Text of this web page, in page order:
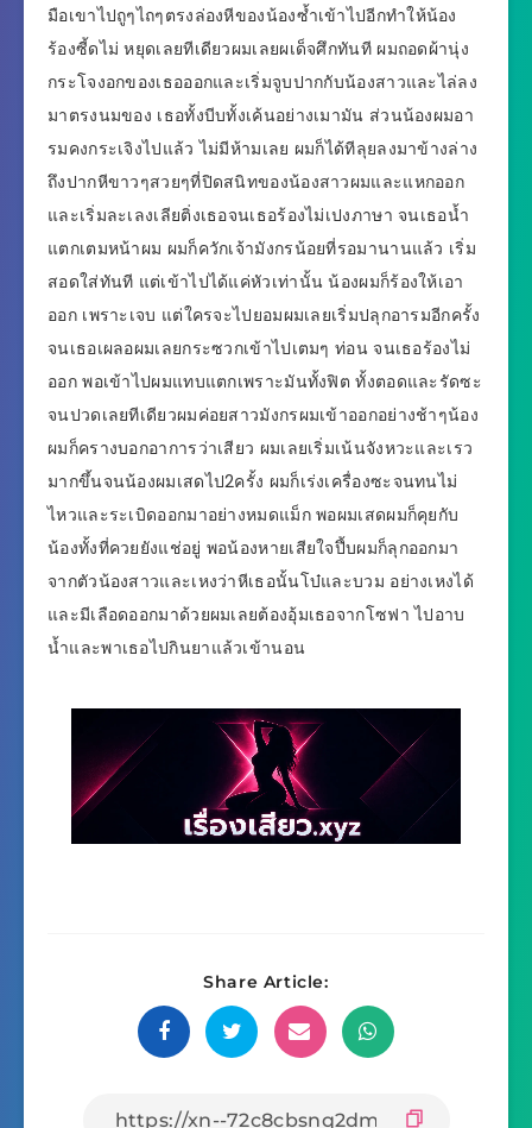
มือเขาไปถูๆไถๆตรงล่องหีของน้องซ้ำเข้าไปอีกทำให้น้อง
ร้องซี้ดไม่ หยุดเลยทีเดียวผมเลยผเด็จศึกทันที ผมถอดผ้านุ่ง
กระโจงอกของเธอออกและเริ่มจูบปากกับน้องสาวและไล่ลง
มาตรงนมของ เธอทั้งบีบทั้งเค้นอย่างเมามัน ส่วนน้องผมอา
รมคงกระเจิงไปแล้ว ไม่มีห้ามเลย ผมก็ได้ทีลุยลงมาข้างล่าง
ถึงปากหีขาวๆสวยๆที่ปิดสนิทของน้องสาวผมและแหกออก
และเริ่มละเลงเลียติ่งเธอจนเธอร้องไม่เปงภาษา จนเธอน้ำ
แตกเตมหน้าผม ผมก็ควักเจ้ามังกรน้อยที่รอมานานแล้ว เริ่ม
สอดใส่ทันที แต่เข้าไปได้แค่หัวเท่านั้น น้องผมก็ร้องให้เอา
ออก เพราะเจบ แต่ใครจะไปยอมผมเลยเริ่มปลุกอารมอีกครั้ง
จนเธอเผลอผมเลยกระซวกเข้าไปเตมๆ ท่อน จนเธอร้องไม่
ออก พอเข้าไปผมแทบแตกเพราะมันทั้งฟิต ทั้งตอดและรัดซะ
จนปวดเลยทีเดียวผมค่อยสาวมังกรผมเข้าออกอย่างช้าๆน้อง
ผมก็ครางบอกอาการว่าเสียว ผมเลยเริ่มเน้นจังหวะและเรว
มากขึ้นจนน้องผมเสดไป2ครั้ง ผมก็เร่งเครื่องซะจนทนไม่
ไหวและระเบิดออกมาอย่างหมดแม็ก พอผมเสดผมก็คุยกับ
น้องทั้งที่ควยยังแช่อยู่ พอน้องหายเสียใจปึ้บผมก็ลุกออกมา
จากตัวน้องสาวและเหงว่าหีเธอนั้นโบ๋และบวม อย่างเหงได้
และมีเลือดออกมาด้วยผมเลยต้องอุ้มเธอจากโซฟา ไปอาบ
น้ำและพาเธอไปกินยาแล้วเข้านอน
Share Article: